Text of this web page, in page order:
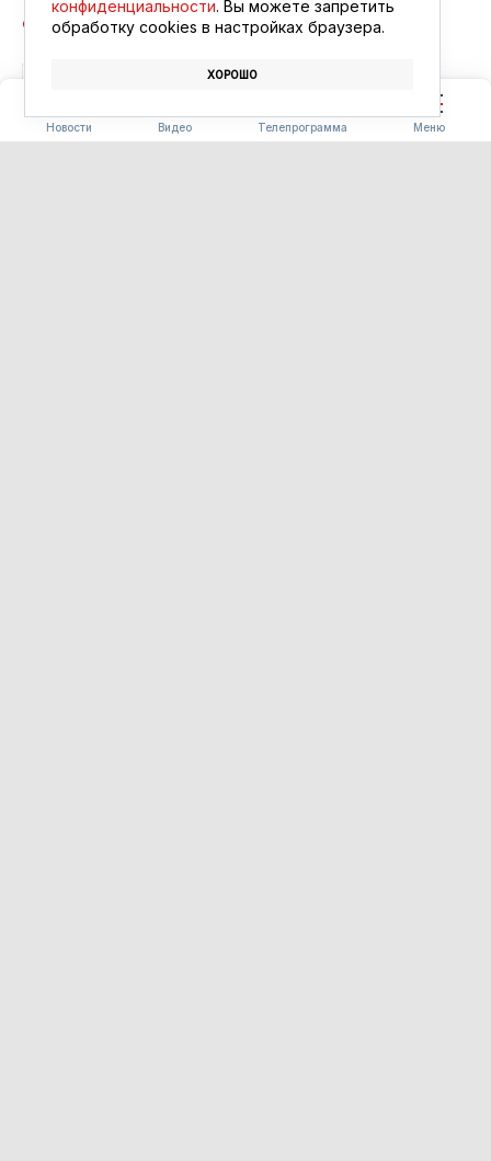
Новости Видео Телепрограмма Меню
АФИША
конфиденциальности. Вы можете запретить
обработку сookies в настройках браузера.
ХОРОШО